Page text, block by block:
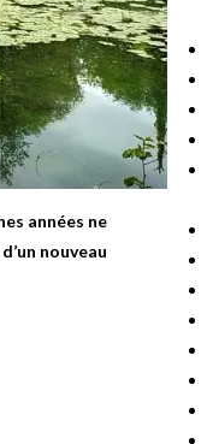
années ne
nouveau